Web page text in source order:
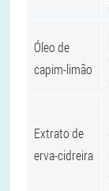
Óleo de
capim-limão
Extrato de
erva-cidreira